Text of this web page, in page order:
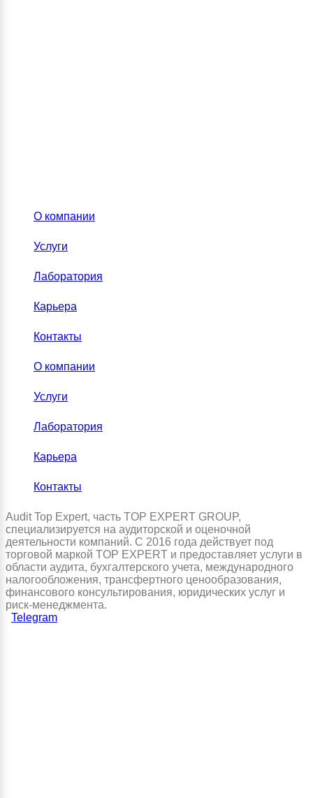
О компании
Услуги
Лаборатория
Карьера
Контакты
О компании
Услуги
Лаборатория
Карьера
Контакты
Audit Top Expert, часть TOP EXPERT GROUP,
специализируется на аудиторской и оценочной
деятельности компаний. С 2016 года действует под
торговой маркой TOP EXPERT и предоставляет услуги в
области аудита, бухгалтерского учета, международного
налогообложения, трансфертного ценообразования,
финансового консультирования, юридических услуг и
риск-менеджмента.
Telegram